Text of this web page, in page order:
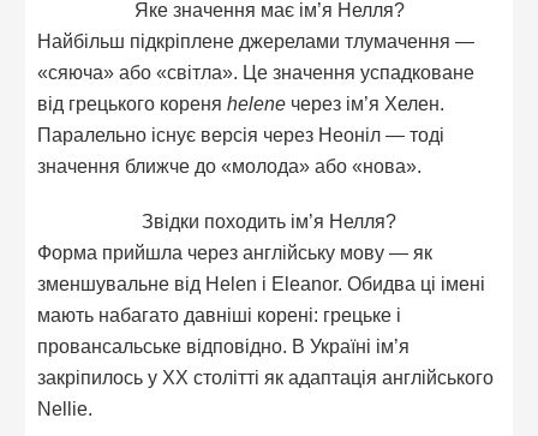
Яке значення має ім’я Нелля?
Найбільш підкріплене джерелами тлумачення —
«сяюча» або «світла». Це значення успадковане
від грецького кореняhelene через ім’я Хелен.
Паралельно існує версія через Неоніл — тоді
значення ближче до «молода» або «нова».
Звідки походить ім’я Нелля?
Форма прийшла через англійську мову — як
зменшувальне від Helen і Eleanor. Обидва ці імені
мають набагато давніші корені: грецьке і
провансальське відповідно. В Україні ім’я
закріпилось у XX столітті як адаптація англійського
Nellie.